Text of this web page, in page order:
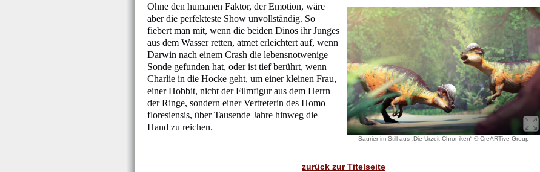
Ohne den humanen Faktor, der Emotion, wäre
aber die perfekteste Show unvollständig. So
fiebert man mit, wenn die beiden Dinos ihr Junges
aus dem Wasser retten, atmet erleichtert auf, wenn
Darwin nach einem Crash die lebensnotwenige
Sonde gefunden hat, oder ist tief berührt, wenn
Charlie in die Hocke geht, um einer kleinen Frau,
einer Hobbit, nicht der Filmfigur aus dem Herrn
der Ringe, sondern einer Vertreterin des Homo
floresiensis, über Tausende Jahre hinweg die
Hand zu reichen.
Saurier im Still aus „Die Urzeit Chroniken“ © CreARTive Group
zurück zur Titelseite